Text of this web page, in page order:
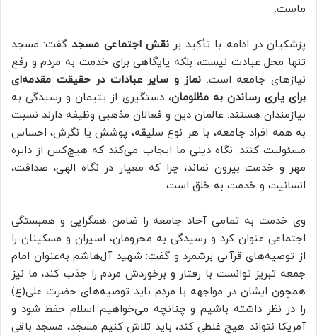
ماست.
پزشکیان در ادامه با تأکید برنقش اجتماعی مسجد گفت: مسجد
تنها محل عبادت نیست، بلکه پایگاهی برای خدمت به مردم و رفع
نیازهای جامعه است. نماز و سایر عبادات در حقیقت مقدمه‌ای
برای یاری رساندن به مظلومان، دستگیری از یتیمان و رسیدگی به
نیازمندان هستند. عالمان دین و فعالان مذهبی وظیفه دارند نسبت
به همه افراد جامعه، با هر نوع سلیقه، پوشش یا نگرش، احساس
مسئولیت کنند. نگاه دینی ما ایجاب می‌کند که هیچ‌کس از دایره
مهر و خدمت بیرون نماند، چرا که معیار در نگاه الهی، صداقت،
انسانیت و خدمت به خلق است.
وی خدمت به تمامی آحاد جامعه را ضامن همگرایی و همبستگی
اجتماعی عنوان کرد و رسیدگی به محرومان، اسیران و مسکینان را
از توصیه‌های قرآنی برشمرد و گفت: شهید آل‌هاشم به‌عنوان امام
جمعه تبریز توانست با رفتار و برخوردش مردم را جذب کند، ما نیز
همچون ایشان در مواجهه با مردم باید توصیه‌های حضرت علی(ع)
را در نظر داشته باشیم و چنانچه می‌خواهیم اسلام حفظ شود و
آمریکا نتواند هیچ غلطی کند، باید تلاش کنیم مسجد، مسجد باقی